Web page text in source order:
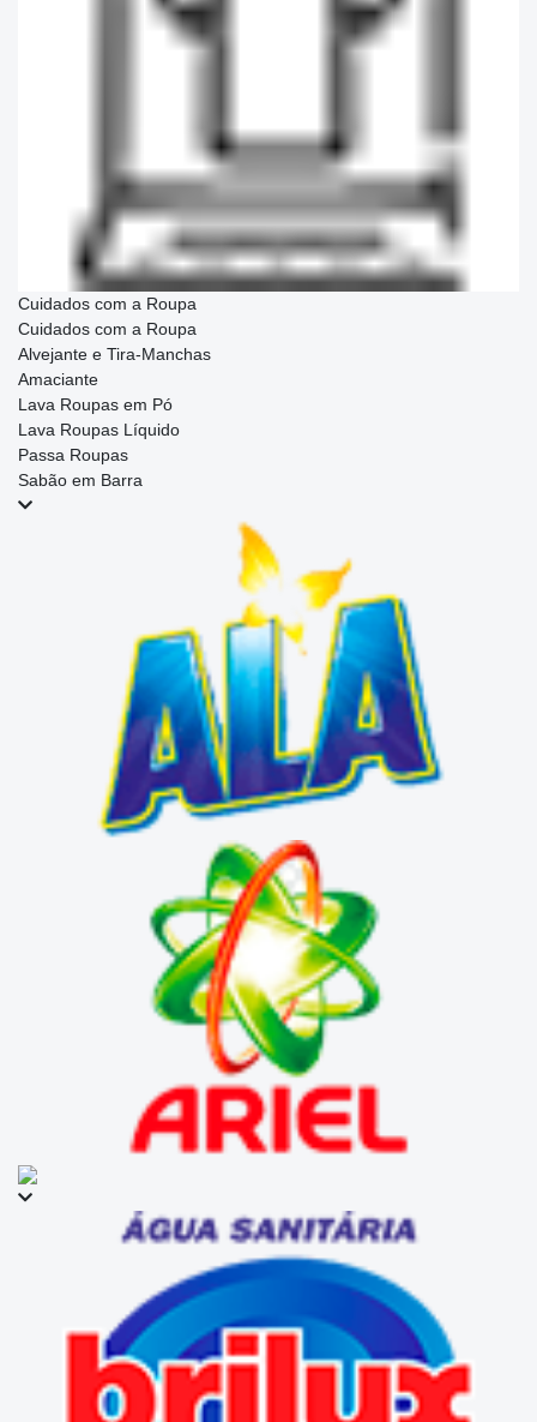
Cuidados com a Roupa
Cuidados com a Roupa
Alvejante e Tira-Manchas
Amaciante
Lava Roupas em Pó
Lava Roupas Líquido
Passa Roupas
Sabão em Barra